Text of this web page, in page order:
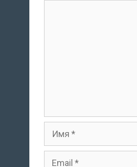
Имя
Email